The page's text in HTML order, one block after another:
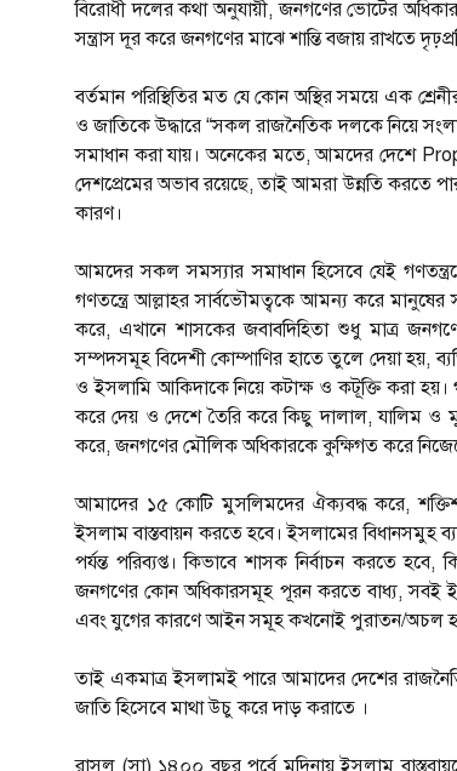
বিরোধী দলের কথা অনুযায়ী, জনগণের ভোটের
সন্ত্রাস দূর করে জনগণের মাঝে শান্তি বজায় রাখতে
বর্তমান পরিস্থিতির মত যে কোন অস্থির সময়ে এক
ও জাতিকে উদ্ধারে “সকল রাজনৈতিক দলকে নিয়ে
সমাধান করা যায়। অনেকের মতে, আমদের দেশে Proper
দেশপ্রেমের অভাব রয়েছে, তাই আমরা উন্নতি করতে
কারণ।
আমদের সকল সমস্যার সমাধান হিসেবে যেই
গণতন্ত্রে আল্লাহর সার্বভৌমত্বকে আমন্য করে
করে, এখানে শাসকের জবাবদিহিতা শুধু মাত্র
সম্পদসমূহ বিদেশী কোম্পাণির হাতে তুলে দেয়া হয়,
ও ইসলামি আকিদাকে নিয়ে কটাক্ষ ও কটূক্তি করা
করে দেয় ও দেশে তৈরি করে কিছু দালাল, যালিম ও
করে, জনগণের মৌলিক অধিকারকে কুক্ষিগত করে
আমাদের ১৫ কোটি মুসলিমদের ঐক্যবদ্ধ করে,
ইসলাম বাস্তবায়ন করতে হবে। ইসলামের বিধানসমুহ
পর্যন্ত পরিব্যপ্ত। কিভাবে শাসক নির্বাচন করতে
জনগণের কোন অধিকারসমূহ পূরন করতে বাধ্য, সবই
এবং যুগের কারণে আইন সমূহ কখনোই পুরাতন/অচল
তাই একমাত্র ইসলামই পারে আমাদের দেশের
জাতি হিসেবে মাথা উচু করে দাড় করাতে ।